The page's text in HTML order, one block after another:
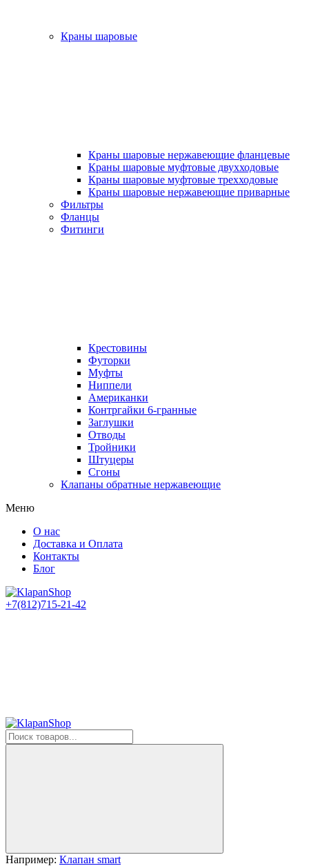
Краны шаровые
Краны шаровые нержавеющие фланцевые
Краны шаровые муфтовые двухходовые
Краны шаровые муфтовые трехходовые
Краны шаровые нержавеющие приварные
Фильтры
Фланцы
Фитинги
Крестовины
Футорки
Муфты
Ниппели
Американки
Контргайки 6-гранные
Заглушки
Отводы
Тройники
Штуцеры
Сгоны
Клапаны обратные нержавеющие
Меню
О нас
Доставка и Оплата
Контакты
Блог
+7(812)715-21-42
Например: Клапан smart